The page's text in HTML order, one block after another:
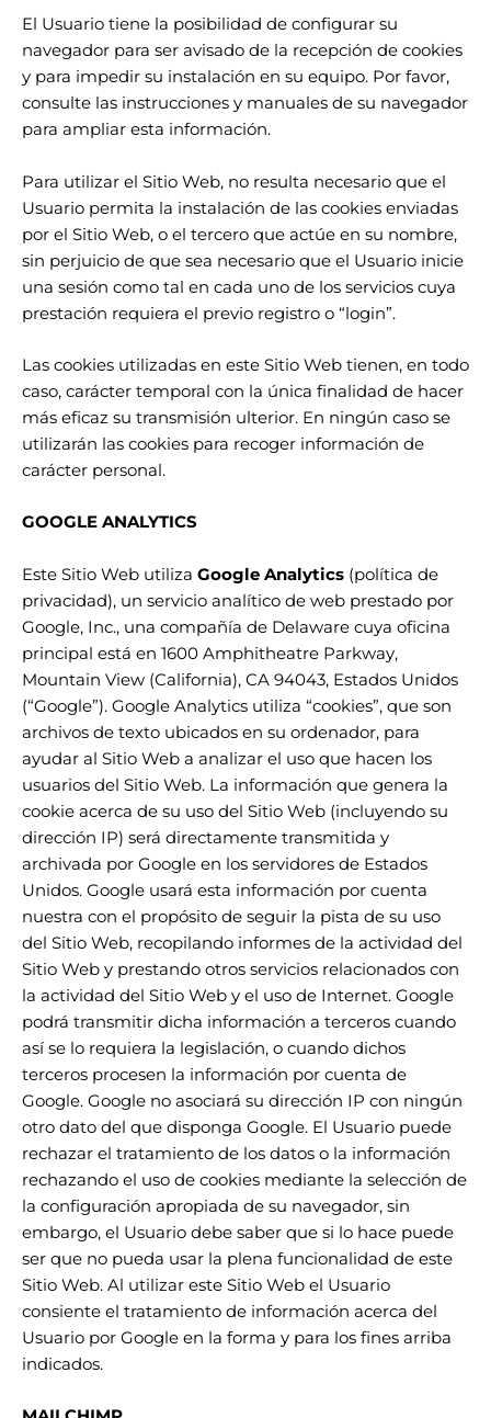
El Usuario tiene la posibilidad de configurar su
navegador para ser avisado de la recepción de cookies
y para impedir su instalación en su equipo. Por favor,
consulte las instrucciones y manuales de su navegador
para ampliar esta información.
Para utilizar el Sitio Web, no resulta necesario que el
Usuario permita la instalación de las cookies enviadas
por el Sitio Web, o el tercero que actúe en su nombre,
sin perjuicio de que sea necesario que el Usuario inicie
una sesión como tal en cada uno de los servicios cuya
prestación requiera el previo registro o “login”.
Las cookies utilizadas en este Sitio Web tienen, en todo
caso, carácter temporal con la única finalidad de hacer
más eficaz su transmisión ulterior. En ningún caso se
utilizarán las cookies para recoger información de
carácter personal.
GOOGLE ANALYTICS
Este Sitio Web utiliza Google Analytics (política de
privacidad), un servicio analítico de web prestado por
Google, Inc., una compañía de Delaware cuya oficina
principal está en 1600 Amphitheatre Parkway,
Mountain View (California), CA 94043, Estados Unidos
(“Google”). Google Analytics utiliza “cookies”, que son
archivos de texto ubicados en su ordenador, para
ayudar al Sitio Web a analizar el uso que hacen los
usuarios del Sitio Web. La información que genera la
cookie acerca de su uso del Sitio Web (incluyendo su
dirección IP) será directamente transmitida y
archivada por Google en los servidores de Estados
Unidos. Google usará esta información por cuenta
nuestra con el propósito de seguir la pista de su uso
del Sitio Web, recopilando informes de la actividad del
Sitio Web y prestando otros servicios relacionados con
la actividad del Sitio Web y el uso de Internet. Google
podrá transmitir dicha información a terceros cuando
así se lo requiera la legislación, o cuando dichos
terceros procesen la información por cuenta de
Google. Google no asociará su dirección IP con ningún
otro dato del que disponga Google. El Usuario puede
rechazar el tratamiento de los datos o la información
rechazando el uso de cookies mediante la selección de
la configuración apropiada de su navegador, sin
embargo, el Usuario debe saber que si lo hace puede
ser que no pueda usar la plena funcionalidad de este
Sitio Web. Al utilizar este Sitio Web el Usuario
consiente el tratamiento de información acerca del
Usuario por Google en la forma y para los fines arriba
indicados.